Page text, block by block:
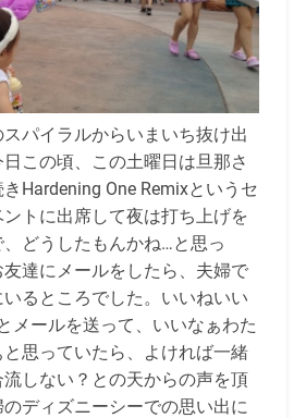
パイラルからいまいち抜け出
この頃、この土曜日は旦那さ
Hardening One Remixというセ
トに出席して夜は打ち上げを
どうしたもんかね…と思っ
達にメールをしたら、夫婦で
るところでした。いいねいい
メールを送って、いいなぁわた
思っていたら、よければ一緒
しない？との天からの声を頂
ディズニーシーでの思い出に